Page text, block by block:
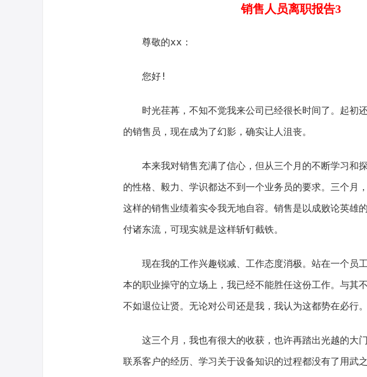
销售人员离职报告3
尊敬的xx：
您好!
时光荏苒，不知不觉我来公司已经很长时间了。起初
的销售员，现在成为了幻影，确实让人沮丧。
本来我对销售充满了信心，但从三个月的不断学习和
的性格、毅力、学识都达不到一个业务员的要求。三个月
这样的销售业绩着实令我无地自容。销售是以成败论英雄
付诸东流，可现实就是这样斩钉截铁。
现在我的工作兴趣锐减、工作态度消极。站在一个员
本的职业操守的立场上，我已经不能胜任这份工作。与其
不如退位让贤。无论对公司还是我，我认为这都势在必行。
这三个月，我也有很大的收获，也许再踏出光越的大
联系客户的经历、学习关于设备知识的过程都没有了用武